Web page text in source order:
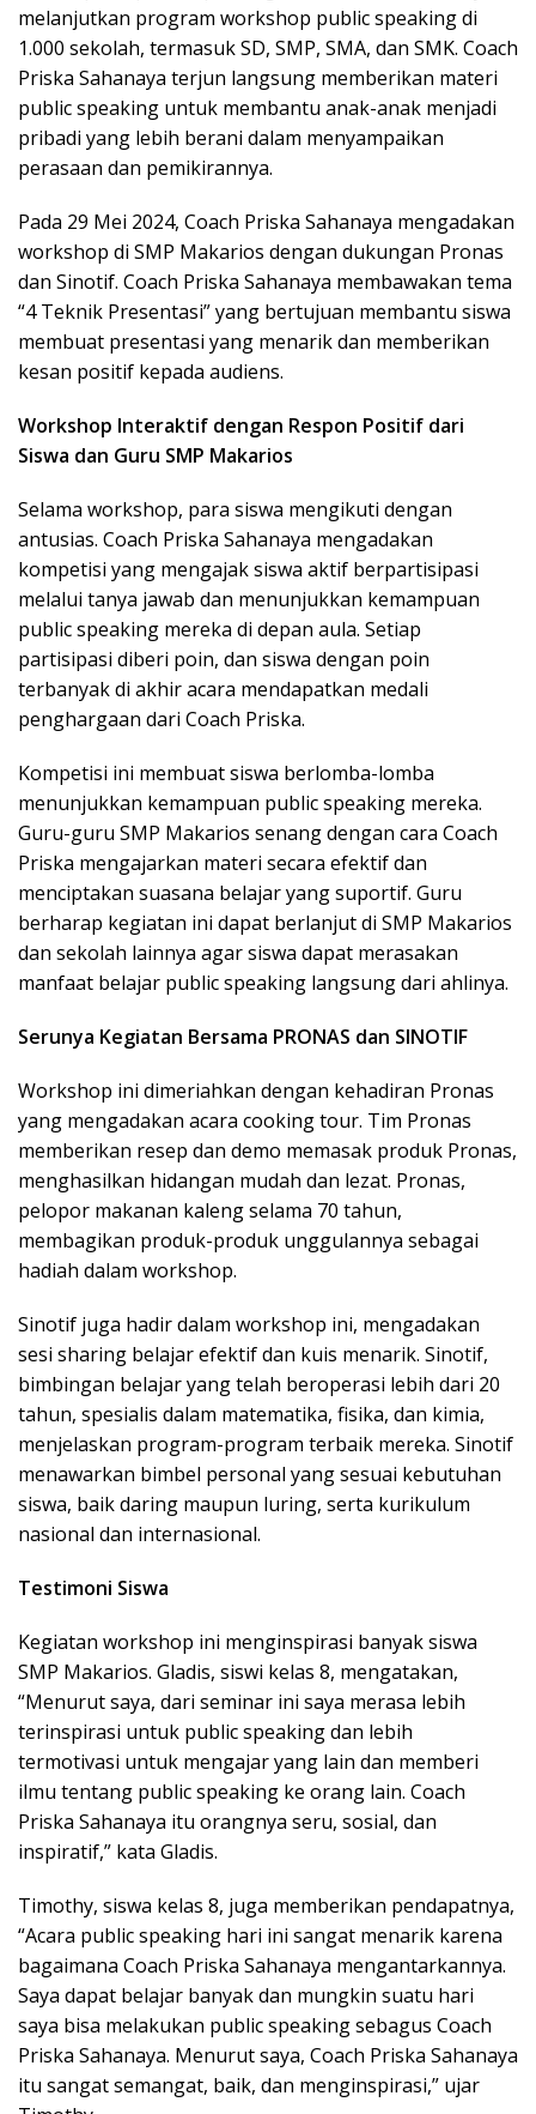
melanjutkan program workshop public speaking di
1.000 sekolah, termasuk SD, SMP, SMA, dan SMK. Coach
Priska Sahanaya terjun langsung memberikan materi
public speaking untuk membantu anak-anak menjadi
pribadi yang lebih berani dalam menyampaikan
perasaan dan pemikirannya.
Pada 29 Mei 2024, Coach Priska Sahanaya mengadakan
workshop di SMP Makarios dengan dukungan Pronas
dan Sinotif. Coach Priska Sahanaya membawakan tema
“4 Teknik Presentasi” yang bertujuan membantu siswa
membuat presentasi yang menarik dan memberikan
kesan positif kepada audiens.
Workshop Interaktif dengan Respon Positif dari
Siswa dan Guru SMP Makarios
Selama workshop, para siswa mengikuti dengan
antusias. Coach Priska Sahanaya mengadakan
kompetisi yang mengajak siswa aktif berpartisipasi
melalui tanya jawab dan menunjukkan kemampuan
public speaking mereka di depan aula. Setiap
partisipasi diberi poin, dan siswa dengan poin
terbanyak di akhir acara mendapatkan medali
penghargaan dari Coach Priska.
Kompetisi ini membuat siswa berlomba-lomba
menunjukkan kemampuan public speaking mereka.
Guru-guru SMP Makarios senang dengan cara Coach
Priska mengajarkan materi secara efektif dan
menciptakan suasana belajar yang suportif. Guru
berharap kegiatan ini dapat berlanjut di SMP Makarios
dan sekolah lainnya agar siswa dapat merasakan
manfaat belajar public speaking langsung dari ahlinya.
Serunya Kegiatan Bersama PRONAS dan SINOTIF
Workshop ini dimeriahkan dengan kehadiran Pronas
yang mengadakan acara cooking tour. Tim Pronas
memberikan resep dan demo memasak produk Pronas,
menghasilkan hidangan mudah dan lezat. Pronas,
pelopor makanan kaleng selama 70 tahun,
membagikan produk-produk unggulannya sebagai
hadiah dalam workshop.
Sinotif juga hadir dalam workshop ini, mengadakan
sesi sharing belajar efektif dan kuis menarik. Sinotif,
bimbingan belajar yang telah beroperasi lebih dari 20
tahun, spesialis dalam matematika, fisika, dan kimia,
menjelaskan program-program terbaik mereka. Sinotif
menawarkan bimbel personal yang sesuai kebutuhan
siswa, baik daring maupun luring, serta kurikulum
nasional dan internasional.
Testimoni Siswa
Kegiatan workshop ini menginspirasi banyak siswa
SMP Makarios. Gladis, siswi kelas 8, mengatakan,
“Menurut saya, dari seminar ini saya merasa lebih
terinspirasi untuk public speaking dan lebih
termotivasi untuk mengajar yang lain dan memberi
ilmu tentang public speaking ke orang lain. Coach
Priska Sahanaya itu orangnya seru, sosial, dan
inspiratif,” kata Gladis.
Timothy, siswa kelas 8, juga memberikan pendapatnya,
“Acara public speaking hari ini sangat menarik karena
bagaimana Coach Priska Sahanaya mengantarkannya.
Saya dapat belajar banyak dan mungkin suatu hari
saya bisa melakukan public speaking sebagus Coach
Priska Sahanaya. Menurut saya, Coach Priska Sahanaya
itu sangat semangat, baik, dan menginspirasi,” ujar